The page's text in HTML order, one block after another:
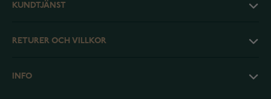
KUNDTJÄNST
RETURER OCH VILLKOR
INFO